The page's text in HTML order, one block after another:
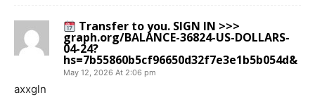
Transfer to you. SIGN IN >>>
graph.org/BALANCE-36824-US-DOLLARS-
04-24?
hs=7b55860b5cf96650d32f7e3e1b5b054d&
May 12, 2026 At 2:06 pm
axxgln